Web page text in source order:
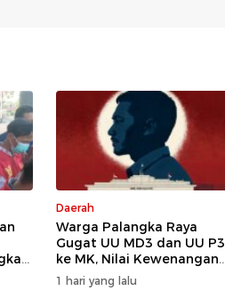
Daerah
Warga Palangka Raya
Gugat UU MD3 dan UU P3
ke MK, Nilai Kewenangan
DPD Direduksi
1 hari yang lalu